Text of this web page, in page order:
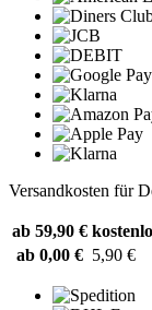
Versandkosten für
ab 59,90 €
ab 0,00 € 5,90 €